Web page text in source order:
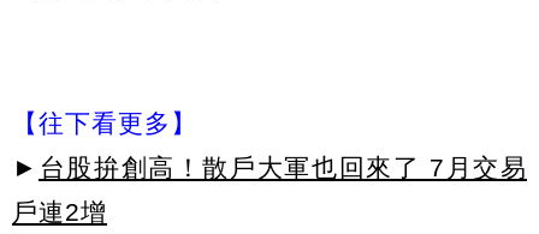
【往下看更多】
► 台股拚創高！散戶大軍也回來了 7月交易
戶連2增